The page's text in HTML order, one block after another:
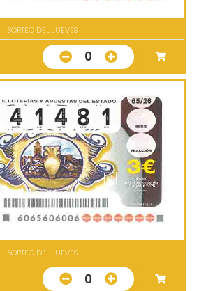
SORTEO DEL JUEVES
0
SORTEO DEL JUEVES
0